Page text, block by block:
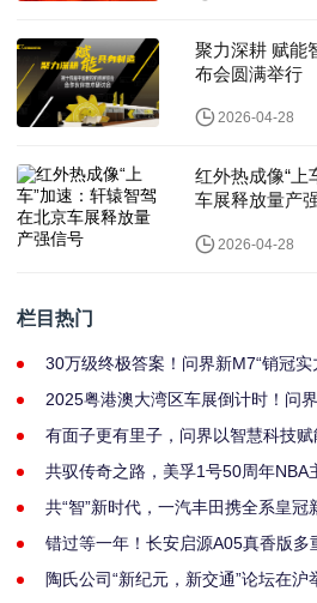
聚力深耕 赋
布会圆满举行
2026-04-28
红外热成像“上
车展释放量产
2026-04-28
栏目热门
30万级终极答案！问界新M7“销冠
2025粤港澳大湾区车展倒计时！问
有面子更有里子，问界以智慧科技
共驭传奇之路，美孚1号50周年NBA
共“智”新时代，一汽丰田携全系皇
错过等一年！长安启源A05真香版多
陶氏公司“新纪元，新交通”论坛在沪